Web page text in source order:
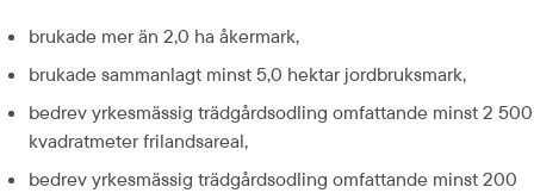
brukade mer än 2,0 ha åkermark,
brukade sammanlagt minst 5,0 hektar jordbruksmark,
bedrev yrkesmässig trädgårdsodling omfattande minst 2 500
kvadratmeter frilandsareal,
bedrev yrkesmässig trädgårdsodling omfattande minst 200